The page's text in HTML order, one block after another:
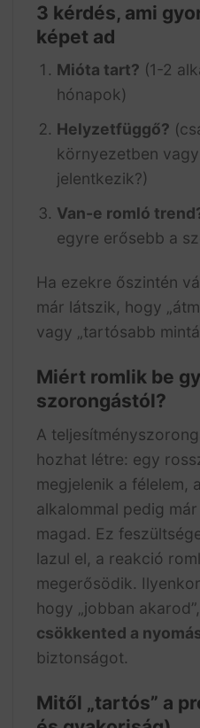
3 kérdés, ami
képet ad
Mióta tart? (1-2
hónapok)
Helyzetfüggő?
környezetben
jelentkezik?)
Van-e romló
egyre erősebb a
Ha ezekre őszintén
már látszik, hogy
vagy „tartósabb
Miért romlik be
szorongástól?
A
hozhat létre: egy
megjelenik a félelem,
alkalommal pedig
magad. Ez
lazul el, a reakció
megerősödik.
hogy „jobban
csökkented a
biztonságot.
Mitől „tartós” a